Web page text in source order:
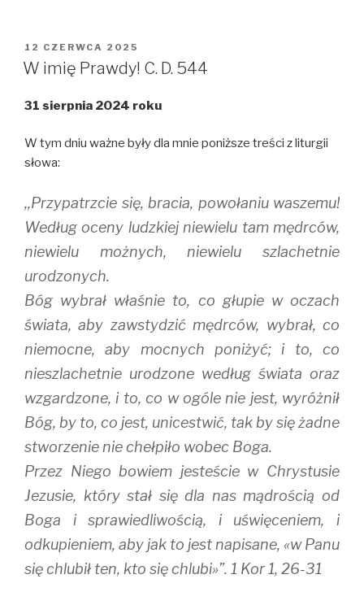
i
t
t
e
O
n
s
i
n
w
w
i
n
d
o
)
c
e
b
o
(
e
n
e
w
w
i
w
m
b
l
r
p
s
i
w
i
n
d
w
OPUBLIKOWANE
W
12 CZERWCA 2025
W imię Prawdy! C. D. 544
31 sierpnia 2024 roku
W tym dniu ważne były dla mnie poniższe treści z liturgii
słowa:
,,Przypatrzcie się, bracia, powołaniu waszemu!
Według oceny ludzkiej niewielu tam mędrców,
niewielu możnych, niewielu szlachetnie
urodzonych.
Bóg wybrał właśnie to, co głupie w oczach
świata, aby zawstydzić mędrców, wybrał, co
niemocne, aby mocnych poniżyć; i to, co
nieszlachetnie urodzone według świata oraz
wzgardzone, i to, co w ogóle nie jest, wyróżnił
Bóg, by to, co jest, unicestwić, tak by się żadne
stworzenie nie chełpiło wobec Boga.
Przez Niego bowiem jesteście w Chrystusie
Jezusie, który stał się dla nas mądrością od
Boga i sprawiedliwością, i uświęceniem, i
odkupieniem, aby jak to jest napisane, «w Panu
się chlubił ten, kto się chlubi»”. 1 Kor 1, 26-31